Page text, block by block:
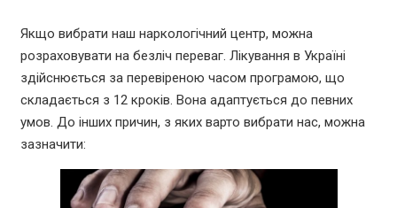
Якщо вибрати наш наркологічний центр, можна
розраховувати на безліч переваг. Лікування в Україні
здійснюється за перевіреною часом програмою, що
складається з 12 кроків. Вона адаптується до певних
умов. До інших причин, з яких варто вибрати нас, можна
зазначити: